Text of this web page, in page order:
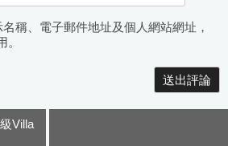
稱、電子郵件地址及個人網站網址，
。
Villa